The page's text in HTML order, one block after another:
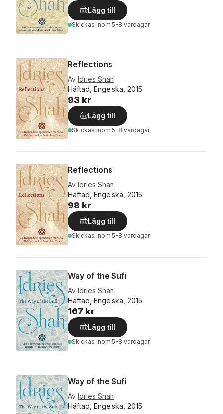
Lägg till
Skickas inom 5-8 vardagar
Reflections
Av Idries Shah
Häftad, Engelska, 2015
93 kr
Lägg till
Skickas inom 5-8 vardagar
Reflections
Av Idries Shah
Häftad, Engelska, 2015
98 kr
Lägg till
Skickas inom 5-8 vardagar
Way of the Sufi
Av Idries Shah
Häftad, Engelska, 2015
167 kr
Lägg till
Skickas inom 5-8 vardagar
Way of the Sufi
Av Idries Shah
Häftad, Engelska, 2015